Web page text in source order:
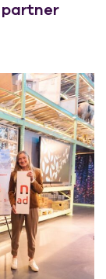
partner